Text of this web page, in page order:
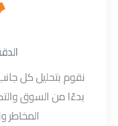
نقوم بتحليل كل
بدءًا من السوق
المخاطر